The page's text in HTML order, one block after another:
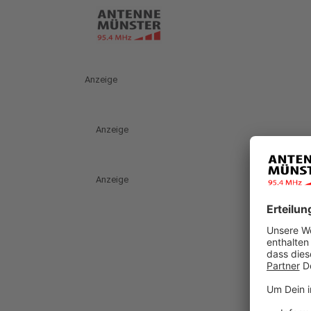
Anzeige
Anzeige
Anzeige